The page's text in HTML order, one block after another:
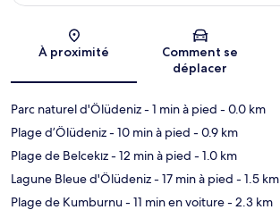
Carte
À proximité
Comment se
déplacer
Parc naturel d'Ölüdeniz- 1 min à pied - 0.0 km
Plage d’Ölüdeniz- 10 min à pied - 0.9 km
Plage de Belcekız- 12 min à pied - 1.0 km
Lagune Bleue d'Ölüdeniz- 17 min à pied - 1.5 km
Plage de Kumburnu- 11 min en voiture- 2.3 km